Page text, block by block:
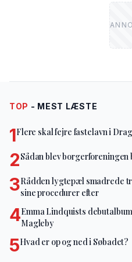
TOP - MEST LÆSTE
1Flere skal fejre fastelavn i
2Sådan blev
3Rådden lygtepæl smadrede
sine procedurer efter
4Emma Lindquists
Magleby
5Hvad er op og ned i Søbadet?